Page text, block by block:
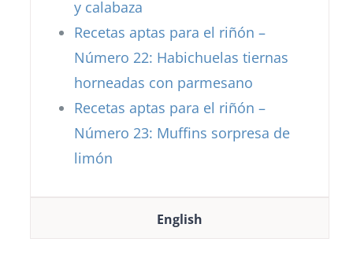
y calabaza
Recetas aptas para el riñón –
Número 22: Habichuelas tiernas
horneadas con parmesano
Recetas aptas para el riñón –
Número 23: Muffins sorpresa de
limón
English